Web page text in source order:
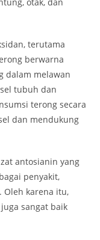
terutama
berwarna
dalam melawan
tubuh dan
terong secara
dan mendukung
antosianin yang
penyakit,
Oleh karena itu,
sangat baik